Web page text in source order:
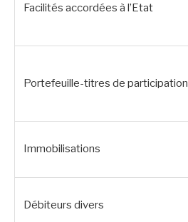
Facilités accordées à l’Etat
Portefeuille-titres de participation
Immobilisations
Débiteurs divers